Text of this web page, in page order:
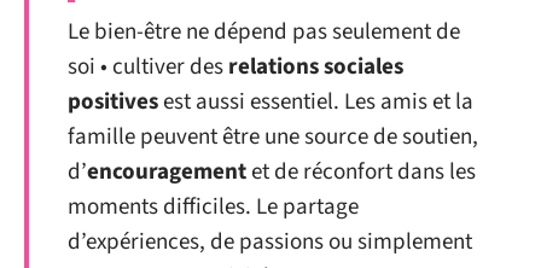
Le bien-être ne dépend pas seulement de
soi • cultiver desrelations sociales
positivesest aussi essentiel. Les amis et la
famille peuvent être une source de soutien,
d’encouragementet de réconfort dans les
moments difficiles. Le partage
d’expériences, de passions ou simplement